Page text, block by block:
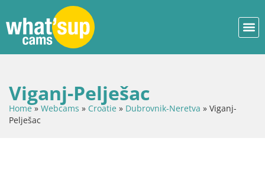
Viganj-Pelješac
Home» Webcams » Croatie » Dubrovnik-Neretva » Viganj-
Pelješac